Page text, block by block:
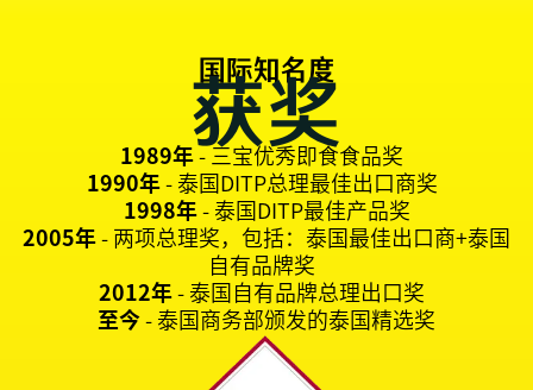
国际知名度
获奖
1989年- 三宝优秀即食食品奖
1990年- 泰国DITP总理最佳出口商奖
1998年- 泰国DITP最佳产品奖
2005年- 两项总理奖，包括：泰国最佳出口商+泰国
自有品牌奖
2012年- 泰国自有品牌总理出口奖
至今- 泰国商务部颁发的泰国精选奖